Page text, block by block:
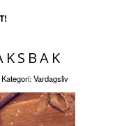
Kategori:Vardagsliv